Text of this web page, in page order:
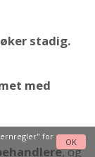
stadig.
med
, og
for
OK